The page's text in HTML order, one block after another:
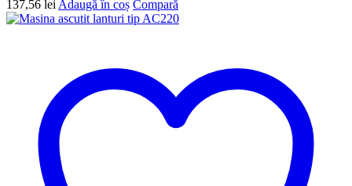
137,56 lei Adaugă în coș Compară